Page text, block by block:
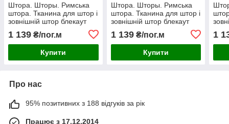
Штора. Шторы. Римська
штора. Тканина для штор і
зовнішній штор блекаут
сірий
1 139 ₴/пог.м
Купити
Штора. Шторы. Римська
штора. Тканина для штор і
зовнішній штор блекаут
синьо-фіолетовий
1 139₴/пог.м
Купити
1
Про нас
95% позитивних з 188 відгуків за рік
Працює з 17.12.2014